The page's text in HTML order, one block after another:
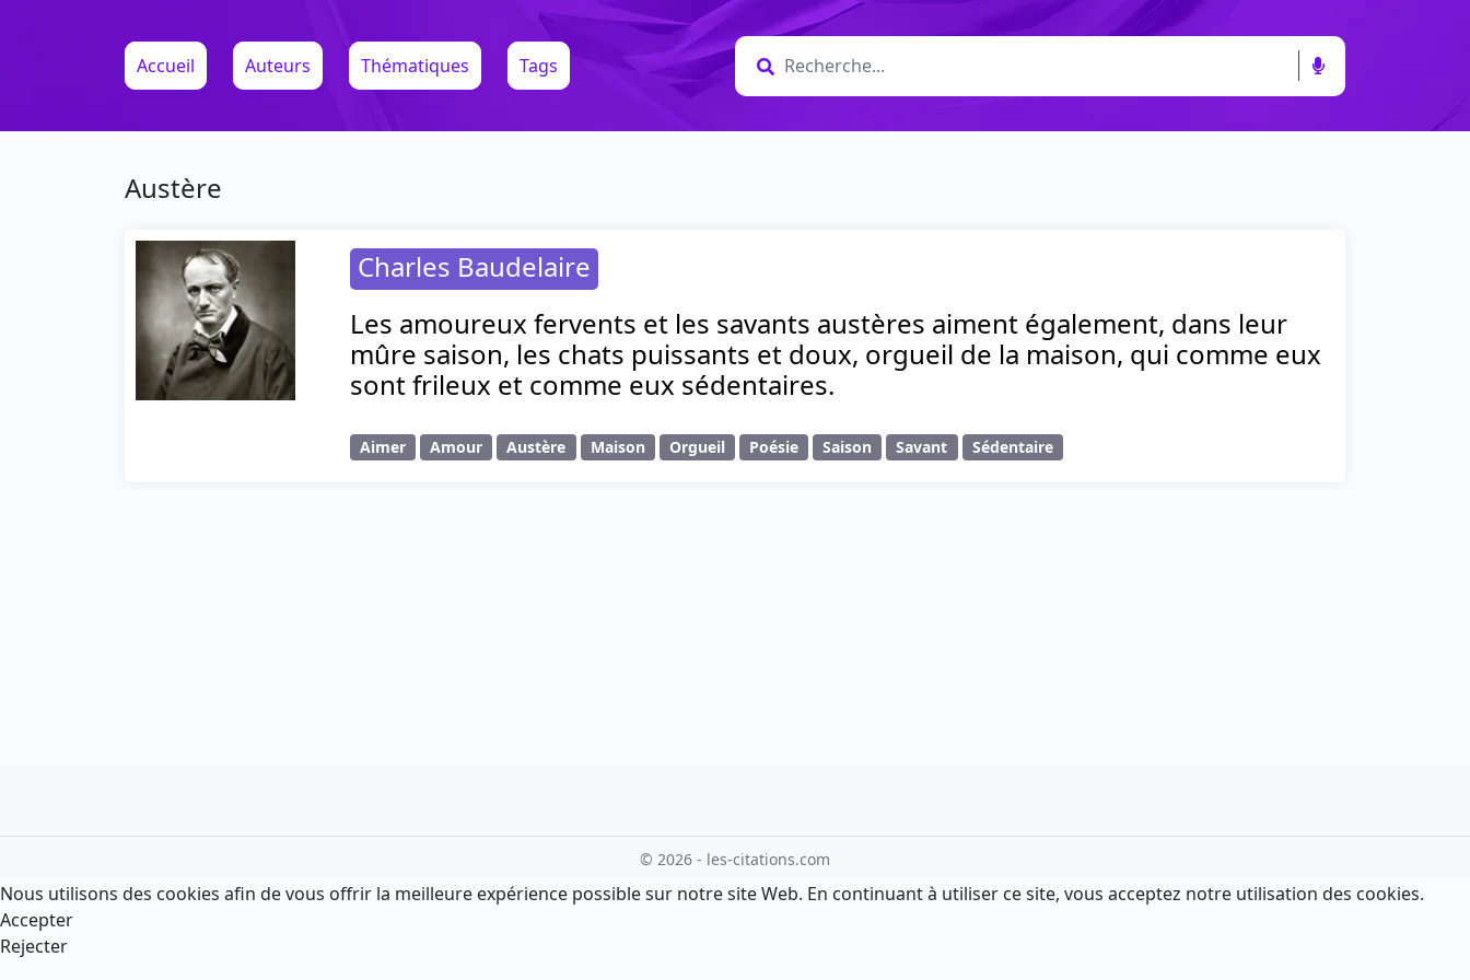
Accueil Auteurs Thématiques Tags
Austère
Charles Baudelaire
Les amoureux fervents et les savants austères aiment également, dans leur
mûre saison, les chats puissants et doux, orgueil de la maison, qui comme eux
sont frileux et comme eux sédentaires.
Aimer Amour Austère Maison Orgueil Poésie Saison Savant Sédentaire
© 2026 - les-citations.com
Nous utilisons des cookies afin de vous offrir la meilleure expérience possible sur notre site Web. En continuant à utiliser ce site, vous acceptez notre utilisation des cookies.
Accepter
Rejecter